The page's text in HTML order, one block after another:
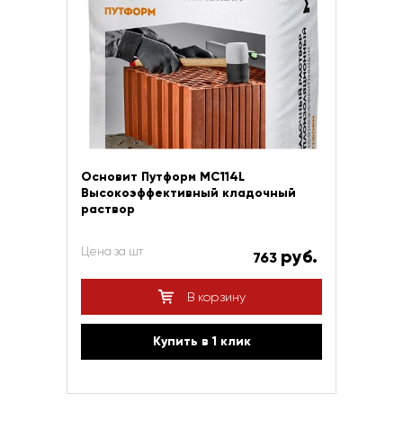
Основит Путформ МС114L
Высокоэффективный кладочный
раствор
Цена за шт 763 руб.
В корзину
Купить в 1 клик